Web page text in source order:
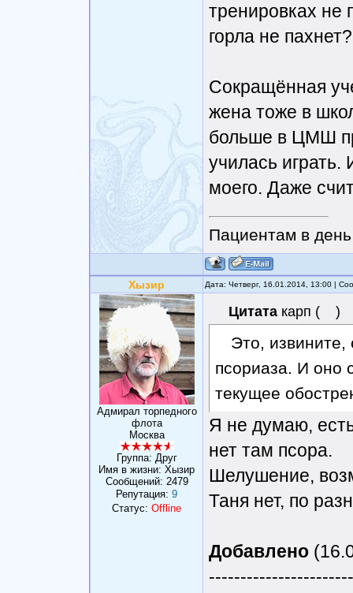
тренировках не
горла не пахнет?
Сокращённая
жена тоже в
больше в ЦМШ
училась
моего. Даже
Пациентам в
Хызир Дата: Четверг, 16.01.2014, 13:00 |
Адмирал торпедного
флота
Москва
Группа: Друг
Имя в жизни: Хызир
Сообщений: 2479
Репутация: 9
Статус: Offline
Цитата карп ( )
Это,
псориаза. И оно
текущее
Я не думаю,
нет там псора.
Шелушение,
Таня нет, по
Добавлено